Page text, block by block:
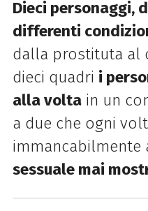
Dieci personaggi,
differenti
dalla prostituta al
dieci quadri i
alla voltain un
a due che ogni
immancabilmente
sessuale mai